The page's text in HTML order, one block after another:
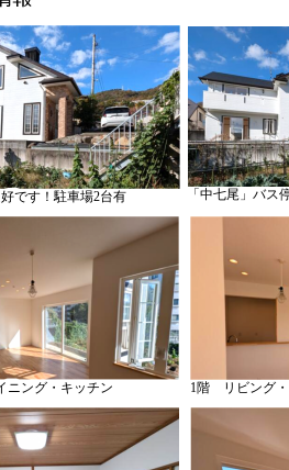
です！駐車場2台有 「中七尾」バス
ング・キッチン 1階 リビング・